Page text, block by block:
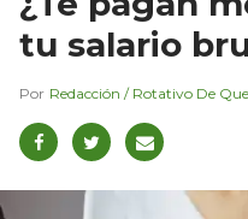
tu salario
Redacción / Rotativo De